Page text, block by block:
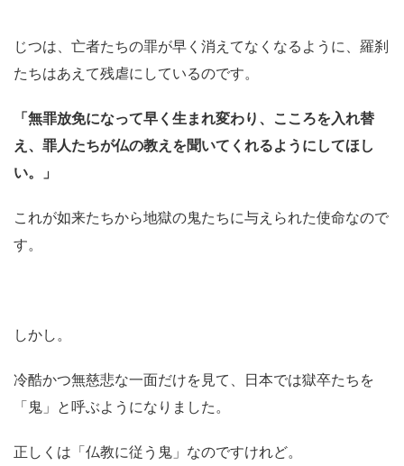
じつは、亡者たちの罪が早く消えてなくなるように、羅刹
たちはあえて残虐にしているのです。
「無罪放免になって早く生まれ変わり、こころを入れ替
え、罪人たちが仏の教えを聞いてくれるようにしてほし
い。」
これが如来たちから地獄の鬼たちに与えられた使命なので
す。
しかし。
冷酷かつ無慈悲な一面だけを見て、日本では獄卒たちを
「鬼」と呼ぶようになりました。
正しくは「仏教に従う鬼」なのですけれど。